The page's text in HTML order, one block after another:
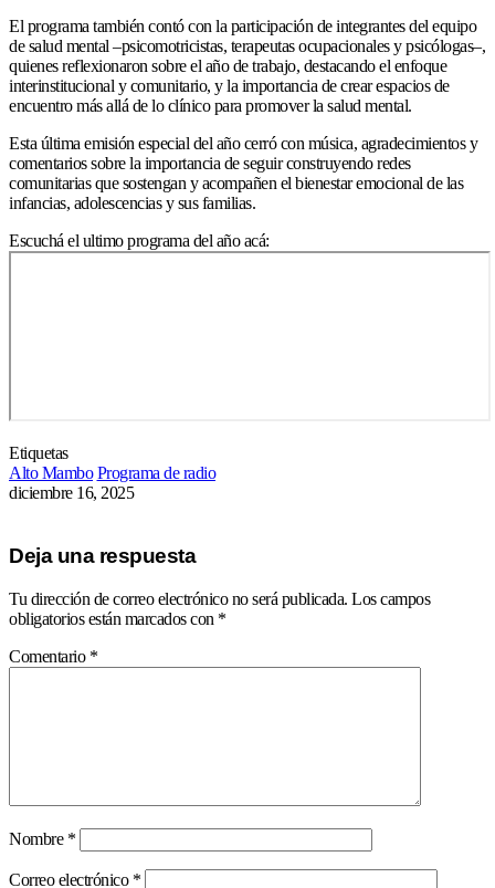
El programa también contó con la participación de integrantes del equipo
de salud mental –psicomotricistas, terapeutas ocupacionales y psicólogas–,
quienes reflexionaron sobre el año de trabajo, destacando el enfoque
interinstitucional y comunitario, y la importancia de crear espacios de
encuentro más allá de lo clínico para promover la salud mental.
Esta última emisión especial del año cerró con música, agradecimientos y
comentarios sobre la importancia de seguir construyendo redes
comunitarias que sostengan y acompañen el bienestar emocional de las
infancias, adolescencias y sus familias.
Escuchá el ultimo programa del año acá:
Etiquetas
Alto Mambo Programa de radio
diciembre 16, 2025
Deja una respuesta
Tu dirección de correo electrónico no será publicada. Los campos
obligatorios están marcados con *
Comentario *
Nombre *
Correo electrónico *